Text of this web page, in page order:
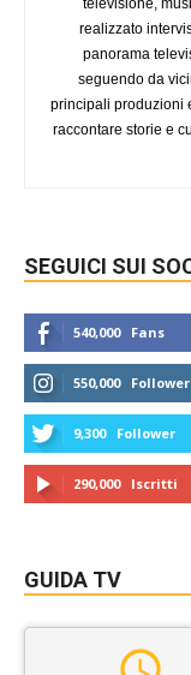
televisione,
realizzato
panorama
seguendo da
principali produzioni
raccontare storie e
SEGUICI SUI
540,000 Fans
550,000 Follower
9,300 Follower
290,000 Iscritti
GUIDA TV